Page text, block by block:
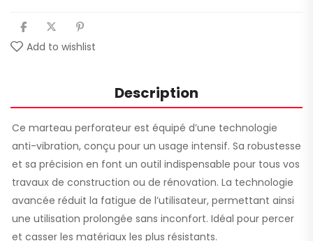
Add to wishlist
Description
Ce marteau perforateur est équipé d’une technologie
anti-vibration, conçu pour un usage intensif. Sa robustesse
et sa précision en font un outil indispensable pour tous vos
travaux de construction ou de rénovation. La technologie
avancée réduit la fatigue de l’utilisateur, permettant ainsi
une utilisation prolongée sans inconfort. Idéal pour percer
et casser les matériaux les plus résistants.